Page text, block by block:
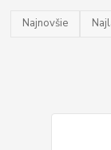
Najnovšie